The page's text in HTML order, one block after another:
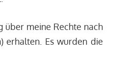
über meine Rechte nach
erhalten. Es wurden die